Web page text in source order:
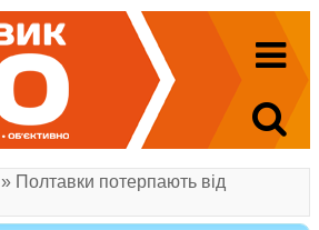
» Полтавки потерпають від